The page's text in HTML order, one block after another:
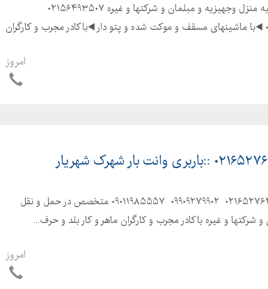
۰۲۱۵۶۴۲۰۴۷۱ ️ ۰۹۰۱۱۹۸۵۵۵۷ ◀️با ماشینهای مسقف و موکت شده و پتو دار ◀️باکادر مجرب و کارگران
امروز
◀️باربری اتوبار در شهریار▶️ ۰۲۱۶۵۲۷۶۲۵۱ ️ ۰۹۹۰۹۲۷۹۹۰۲ ️ ۰۹۰۱۱۹۸۵۵۵۷ ️متخصص در حمل و نقل
شرکتها و غیره ️باکادر مجرب و کارگران ماهر و کار بلد و حرف...
امروز